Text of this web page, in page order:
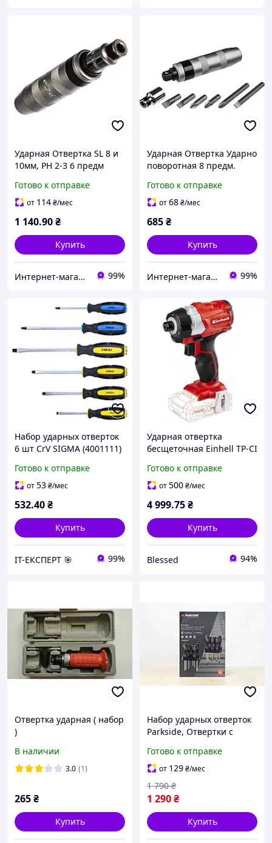
Ударная Отвертка SL 8 и
10мм, PH 2-3 6 предм
Готово к отправке
от 114₴/мес
1 140.90₴
Купить
Интернет-магазин "doitshop" 99%
Ударная Отвертка Ударно
поворотная 8 предм.
Готово к отправке
от68₴/мес
685₴
Купить
Интернет-магазин "doitshop" 99%
Набор ударных отверток
6 шт CrV SIGMA (4001111)
Готово к отправке
от53₴/мес
532.40₴
Купить
ІТ-ЕКСПЕРТ 🎯 99%
Ударная отвертка
бесщеточная Einhell TP-CI
Готово к отправке
от500₴/мес
4 999.75₴
Купить
Blessed 94%
Отвертка ударная ( набор
)
В наличии
3.0 (1)
265₴
Купить
Набор ударных отверток
Parkside, Отвертки с
наконечниками Ударный
колпачок Отвертка-
зубило 13 ед.
Готово к отправке
от 129₴/мес
1 290₴
1 790 ₴
Купить